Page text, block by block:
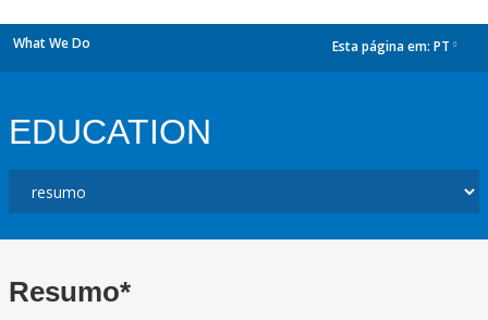
What We Do Esta página em: PT
EDUCATION
Resumo*